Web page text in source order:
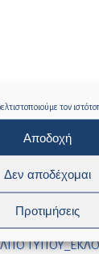
τον
Αποδοχή
Δεν αποδέχομαι
Προτιμήσεις